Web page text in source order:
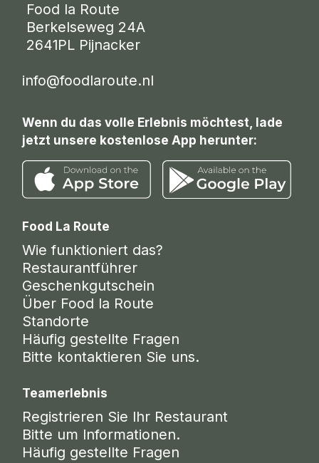
Food la Route
Berkelseweg 24A
2641PL Pijnacker
info@foodlaroute.nl
Wenn du das volle Erlebnis möchtest, lade
jetzt unsere kostenlose App herunter:
Food La Route
Wie funktioniert das?
Restaurantführer
Geschenkgutschein
Über Food la Route
Standorte
Häufig gestellte Fragen
Bitte kontaktieren Sie uns.
Teamerlebnis
Registrieren Sie Ihr Restaurant
Bitte um Informationen.
Häufig gestellte Fragen